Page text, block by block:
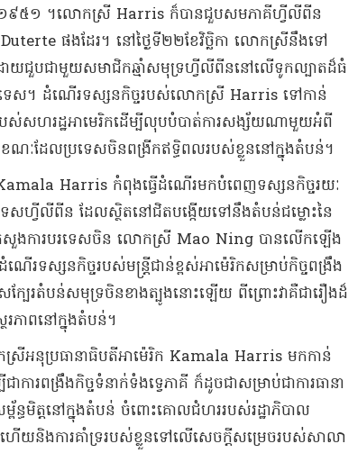
នាំ​១៩៥១ ។​លោកស្រី Harris ក៏បាន​ជួប​សម​ភាគី​ហ្វីលីពីន​
ផងដែរ​។ នៅ​ថ្ងៃទី​២២​ខែវិច្ឆិកា លោកស្រី​នឹង​ទៅ​
យ​ជួប​ជាមួយ​សមាជិក​ឆ្មាំ​សមុទ្រ​ហ្វីលីពីន​នៅលើ​ទូក​ល្បាត​ដ៏​ធំ​
េស​។ ដំណើរ​ទស្សនកិច្ច​រប​ស់លោក​ស្រី Harris ទៅកាន់​
រប​ស់​សហរដ្ឋអាមេរិក​ដើម្បី​លុបបំបាត់​ការសង្ស័យ​ណាមួយ​អំពី​
ក​ខណៈដែល​ប្រទេស​ចិន​ពង្រីក​ឥទ្ធិពល​របស់ខ្លួន​នៅក្នុង​តំបន់​។
Harris កំពុង​ធើ្វ​ដំណើរ​មក​បំពេញ​ទស្សនកិច្ច​រយៈ
ស​ហ្វីលីពីន ដែល​ស្ថិតនៅ​ជិតបង្កើយ​ទៅនឹង​តំបន់​ជម្លោះ​នៃ​
រសួងការបរទេស​ចិន លោកស្រី Mao Ning បានលើកឡើង​
ើរ​ទស្សនកិច្ច​របស់​មន្ត្រីជាន់ខ្ពស់​អាម៉េរិក​សម្រាប់​កិច្ចពង្រឹង​
បែរ​តំបន់​សមុទ្រ​ចិន​ខាងត្បូង​នោះឡើយ ពីព្រោះ​វា​គឺជា​រឿង​ដ៏​
ភាព​នៅក្នុង​តំបន់​។
អនុ​ប្រធានាធិបតី​អាម៉េរិក Kamala Harris មកកាន់​
ការ​ពង្រឹង​កិច្ច​ទំនាក់​ទំ​ង​ទ្វេភាគី ក៏ដូចជា​សម្រាប់​ជាការ​ធានា​
ព័ន្ធមិត្ត​នៅក្នុង​តំបន់ ចំពោះ​គោលជំហរ​របស់​រដ្ឋាភិបាល​
ហើយ​និង​ការគាំទ្រ​របស់ខ្លួន​ទៅលើ​សេចក្ដីសម្រេច​របស់​សាលា